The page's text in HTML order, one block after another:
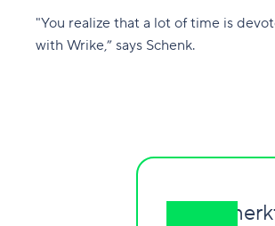
"You realize that a lot of time is
with Wrike,” says Schenk.
Man